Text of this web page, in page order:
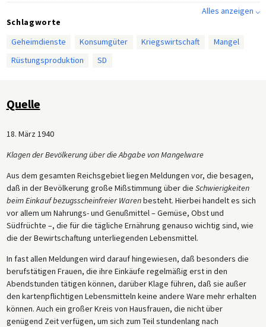
Berichte dienten somit als wichtiges Stimmungsbarometer für die
Unterstützung des Regimes durch die Bevölkerung und ermöglichten
Öffentlichkeit auf ihre Initiativen vorherzusehen. Dieser SD-Bericht vom
18. März 1940 warnt vor der Unzufriedenheit der Bevölkerung über den
Alles anzeigen ⌵
Schlagworte
Geheimdienste
Konsumgüter Kriegswirtschaft
Mangel
Rüstungsproduktion
SD
Quelle
18. März 1940
Klagen der Bevölkerung über die Abgabe von Mangelware
Aus dem gesamten Reichsgebiet liegen Meldungen vor, die besagen,
daß in der Bevölkerung große Mißstimmung über die Schwierigkeiten
beim Einkauf bezugsscheinfreier Warenbesteht. Hierbei handelt es sich
vor allem um Nahrungs- und Genußmittel – Gemüse, Obst und
Südfrüchte –, die für die tägliche Ernährung genauso wichtig sind, wie
die der Bewirtschaftung unterliegenden Lebensmittel.
In fast allen Meldungen wird darauf hingewiesen, daß besonders die
berufstätigen Frauen, die ihre Einkäufe regelmäßig erst in den
Abendstunden tätigen können, darüber Klage führen, daß sie außer
den kartenpflichtigen Lebensmitteln keine andere Ware mehr erhalten
können. Auch ein großer Kreis von Hausfrauen, die nicht über
genügend Zeit verfügen, um sich zum Teil stundenlang nach